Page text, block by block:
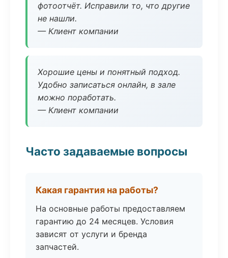
фотоотчёт. Исправили то, что другие
не нашли.
— Клиент компании
Хорошие цены и понятный подход.
Удобно записаться онлайн, в зале
можно поработать.
— Клиент компании
Часто задаваемые вопросы
Какая гарантия на работы?
На основные работы предоставляем
гарантию до 24 месяцев. Условия
зависят от услуги и бренда
запчастей.